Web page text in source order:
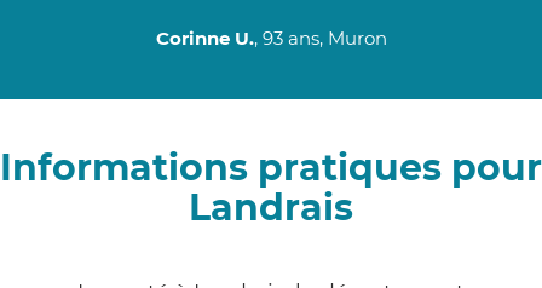
Corinne U., 93 ans, Muron
Informations pratiques pour
Landrais